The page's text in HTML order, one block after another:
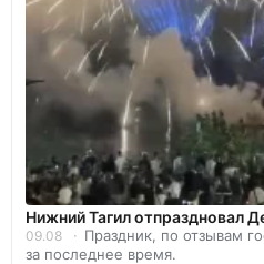
Нижний Тагил отпраздновал
09.08
Праздник, по отзывам
за последнее время.